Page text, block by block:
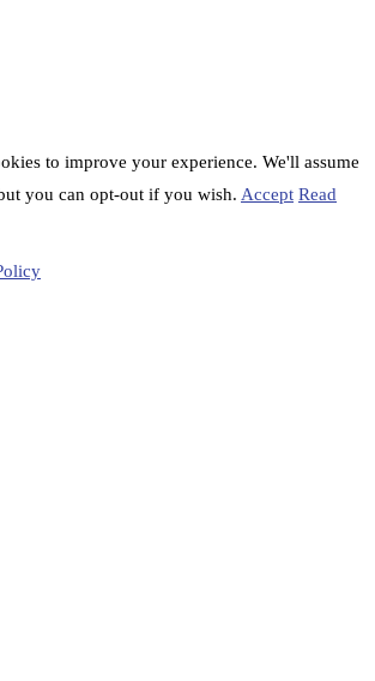
to improve your experience. We'll assume
you can opt-out if you wish. Accept Read